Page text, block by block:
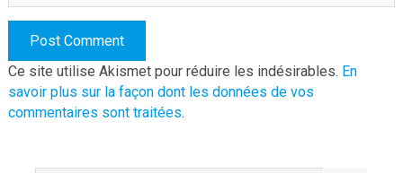
Ce site utilise Akismet pour réduire les indésirables. En
savoir plus sur la façon dont les données de vos
commentaires sont traitées.